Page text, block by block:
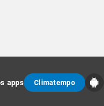
apps Climatempo